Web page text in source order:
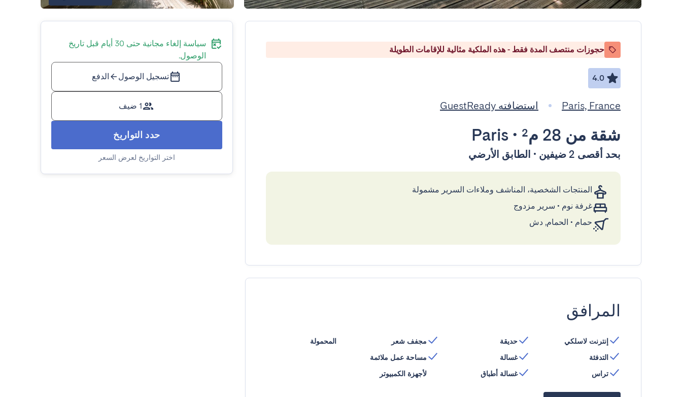
حجوزات منتصف المدة فقط - هذه الملكية مثالية للإقامات الطويلة
4.0
Paris, France استضافته GuestReady
شقة من 28 م² •
Paris
بحد أقصى 2 ضيفين • الطابق الأرضي
المنتجات الشخصية، المناشف وملاءات السرير مشمولة
غرفة نوم • سرير مزدوج
حمام • الحمام, دش
المرافق
إنترنت لاسلكي
التدفئة
تراس
حديقة
غسالة
غسالة أطباق
مجفف شعر
مساحة عمل ملائمة
لأجهزة الكمبيوتر
المحمولة
سياسة إلغاء مجانية حتى 30 أيام قبل تاريخ
الوصول.
تسجيل الوصول الدفع
1 ضيف
حدد التواريخ
اختر التواريخ لعرض السعر